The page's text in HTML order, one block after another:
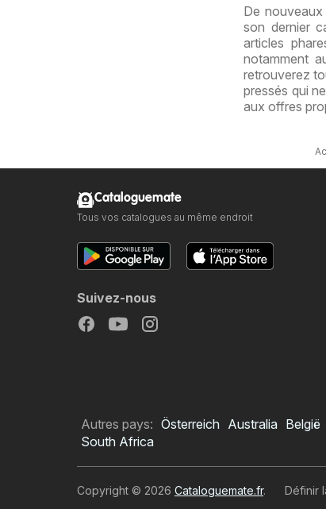
De
son dernier
articles
notamment
retrouverez
pressés qui
aux offres
Cataloguemate
Tous vos catalogues au même endroit
Suivez-nous
Autres pays: Österreich Australia België
South Africa
Copyright © 2026 Cataloguemate.fr. Définir